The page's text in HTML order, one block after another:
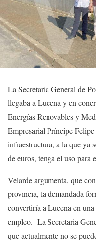
La Secretaria General de
llegaba a Lucena y en
Energías Renovables y
Empresarial Príncipe
infraestructura, a la que ya
de euros, tenga el uso para
Velarde argumenta, que
provincia, la demandada
convertiría a Lucena en
empleo. La Secretaria
que actualmente no se